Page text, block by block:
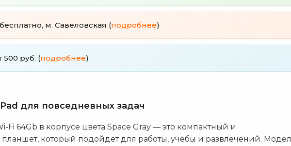
м. Савеловская (подробнее)
500 руб. (подробнее)
для повседневных задач
Fi 64Gb в корпусе цвета Space Gray — это компактный и
который подойдёт для работы, учёбы и развлечений.